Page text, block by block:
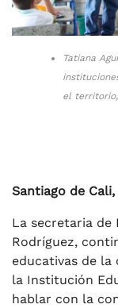
Tatiana
el
Santiago de
La secretaria de
Rodríguez,
educativas de la
la Institución
hablar con la